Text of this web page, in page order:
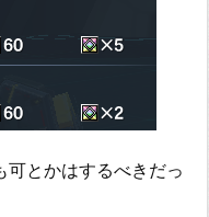
とかはするべきだっ